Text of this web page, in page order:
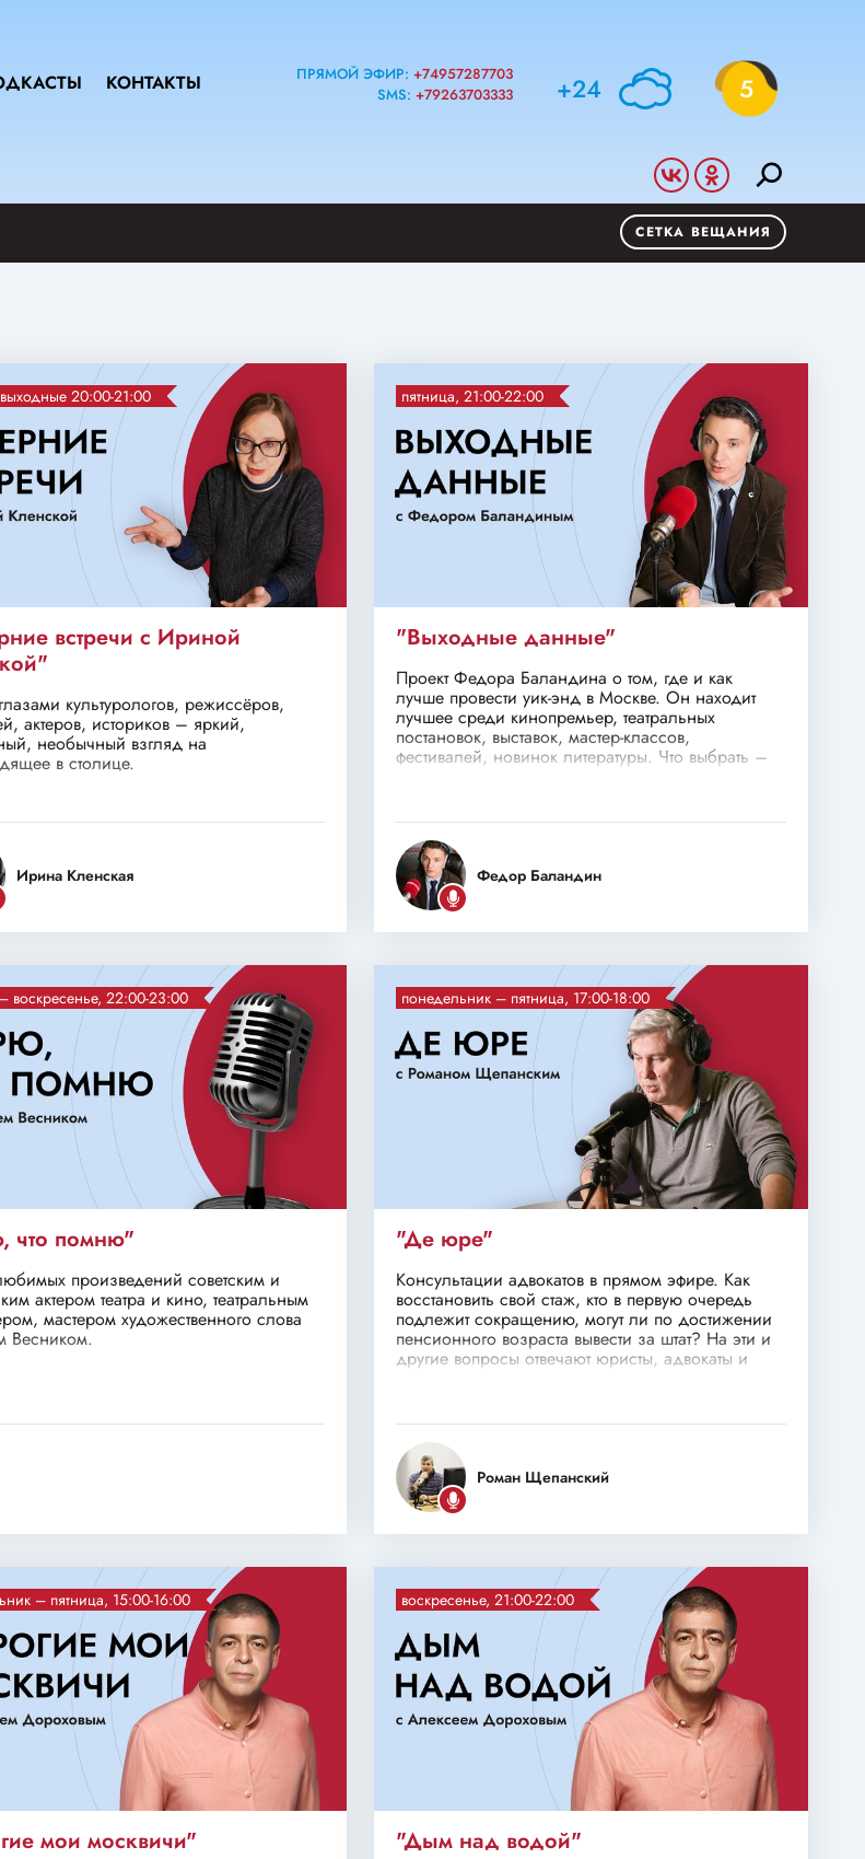
КОНТАКТЫ ПРЯМОЙ ЭФИР: +74957287703
SMS: +79263703333 +24 5
СЕТКА ВЕЩАНИЯ
встречи с Ириной
20:00-21:00
культурологов, режиссёров,
актеров, историков – яркий,
необычный взгляд на
в столице.
Ирина Кленская
"Выходные данные"
пятница, 21:00-22:00
Проект Федора Баландина о том, где и как
лучше провести уик-энд в Москве. Он находит
лучшее среди кинопремьер, театральных
постановок, выставок, мастер-классов,
фестивалей, новинок литературы. Что выбрать –
Федор Баландин
что помню"
воскресенье, 22:00-23:00
произведений советским и
актером театра и кино, театральным
мастером художественного слова
Весником.
"Де юре"
понедельник – пятница, 17:00-18:00
Консультации адвокатов в прямом эфире. Как
восстановить свой стаж, кто в первую очередь
подлежит сокращению, могут ли по достижении
пенсионного возраста вывести за штат? На эти и
другие вопросы отвечают юристы, адвокаты и
Роман Щепанский
мои москвичи"
– пятница, 15:00-16:00
"Дым над водой"
воскресенье, 21:00-22:00